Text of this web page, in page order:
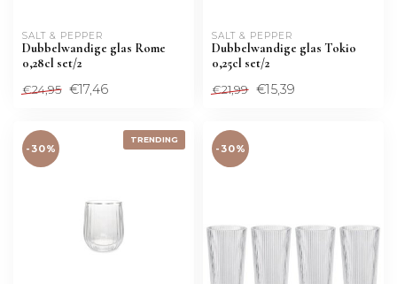
SALT & PEPPER
Dubbelwandige glas Rome
0,28cl set/2
€24,95 €17,46
SALT & PEPPER
Dubbelwandige glas Tokio
0,25cl set/2
€21,99 €15,39
TRENDING
-30% -30%